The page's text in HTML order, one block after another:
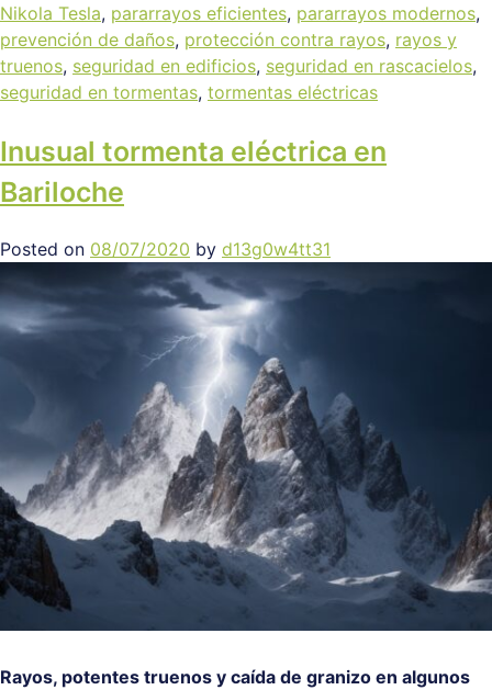
Nikola Tesla, pararrayos eficientes, pararrayos modernos,
prevención de daños, protección contra rayos, rayos y
truenos, seguridad en edificios, seguridad en rascacielos,
seguridad en tormentas, tormentas eléctricas
Inusual tormenta eléctrica en
Bariloche
Posted on 08/07/2020 by d13g0w4tt31
Rayos, potentes truenos y caída de granizo en algunos